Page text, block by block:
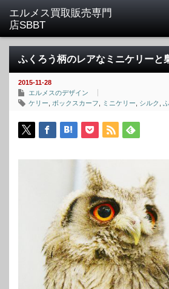
ふくろう柄のレアなミニケリーと
2015-11-28
エルメスのデザイン
ケリー
ボックスカーフ ミニケリー シルク